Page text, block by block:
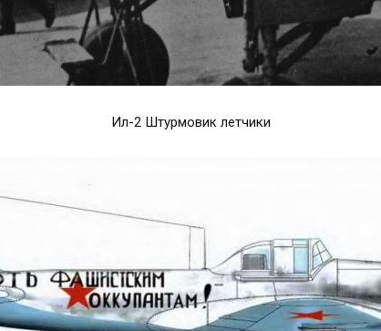
Ил-2 Штурмовик летчики